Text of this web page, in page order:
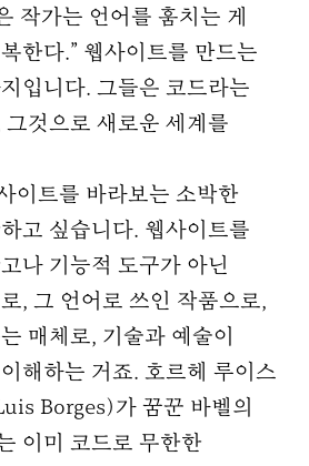
작가는 언어를 훔치는 게
한다.” 웹사이트를 만드는
입니다. 그들은 코드라는
것으로 새로운 세계를
트를 바라보는 소박한
고 싶습니다. 웹사이트를
나 기능적 도구가 아닌
, 그 언어로 쓰인 작품으로,
매체로, 기술과 예술이
해하는 거죠. 호르헤 루이스
Borges)가 꿈꾼 바벨의
이미 코드로 무한한